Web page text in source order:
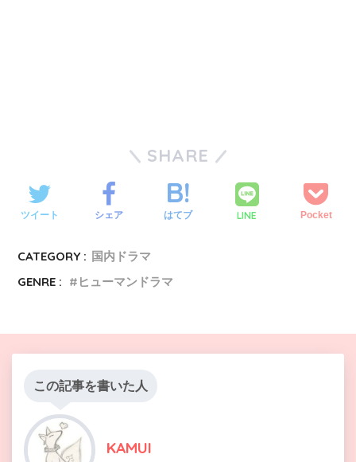
SHARE
ツイート シェア はてブ LINE Pocket
CATEGORY : 国内ドラマ
GENRE :
ヒューマンドラマ
この記事を書いた人
KAMUI